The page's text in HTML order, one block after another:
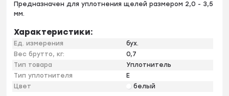
Предназначен для уплотнения щелей размером 2,0 - 3,5
мм.
Характеристики:
Ед. измерения
бух.
Вес брутто, кг:
0,7
Тип товара
Уплотнитель
Тип уплотнителя
E
Цвет
белый